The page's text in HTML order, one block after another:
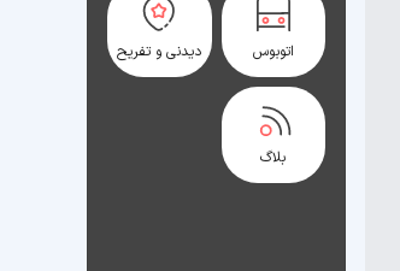
اتوبوس دیدنی و تفریح
بلاگ